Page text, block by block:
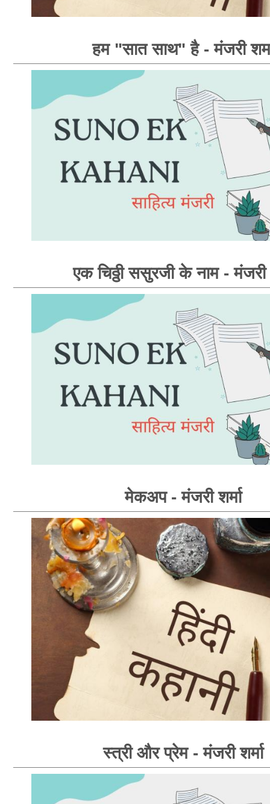
हम "सात साथ" है - मंजरी
एक चिठ्ठी ससुरजी के नाम - मंजरी
मेकअप - मंजरी शर्मा
स्त्री और प्रेम - मंजरी शर्मा